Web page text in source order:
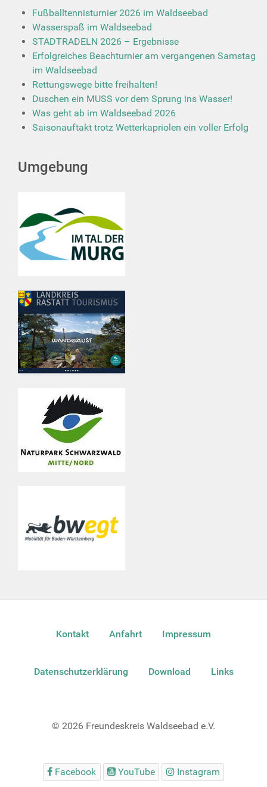
Fußballtennisturnier 2026 im Waldseebad
Wasserspaß im Waldseebad
STADTRADELN 2026 – Ergebnisse
Erfolgreiches Beachturnier am vergangenen Samstag
im Waldseebad
Rettungswege bitte freihalten!
Duschen ein MUSS vor dem Sprung ins Wasser!
Was geht ab im Waldseebad 2026
Saisonauftakt trotz Wetterkapriolen ein voller Erfolg
Umgebung
Kontakt Anfahrt Impressum
Datenschutzerklärung Download Links
© 2026 Freundeskreis Waldseebad e.V.
Facebook YouTube Instagram